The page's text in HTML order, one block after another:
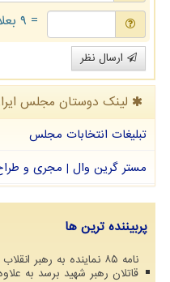
= ۹ بعلاوه ۵
ارسال نظر
لینک دوستان مجلس
تبلیغات انتخابات مجلس
مستر گرین وال | مجری و طراح
پربیننده ترین ها
نامه ۸۵ نماینده به رهبر
قاتلان رهبر شهید برسد به